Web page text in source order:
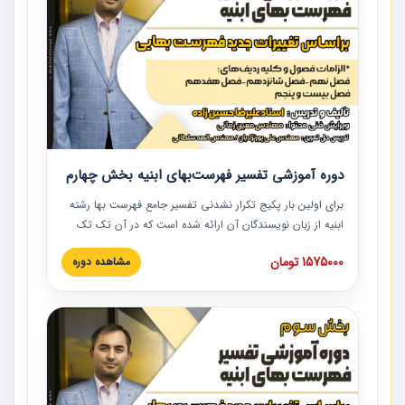
دوره آموزشی تفسیر فهرست‌بهای ابنیه بخش چهارم
برای اولین بار پکیج تکرار نشدنی تفسیر جامع فهرست بها رشته
ابنیه از زبان نویسندگان آن ارائه شده است که در آن تک تک
ردیف ها و مطالب فهرست بها تفسیر و ارائه شده است. این
دوره به صورت کامل تصویری بوده و به همراه تصاویر عملیات
دوره با کلام مهندس علیرضاحسین‌زاده مدیر پروژه مهندسی
مشاور در امر بازنگری فهرست بها رشته ابنیه ارائه شده و به تمام
همکارانی که در حوزه صنعت ساخت در حال فعالیت هستند حتما
توصیه می کنیم از مطالب این دوره استفاده نمایند.
1575000 تومان مشاهده دوره